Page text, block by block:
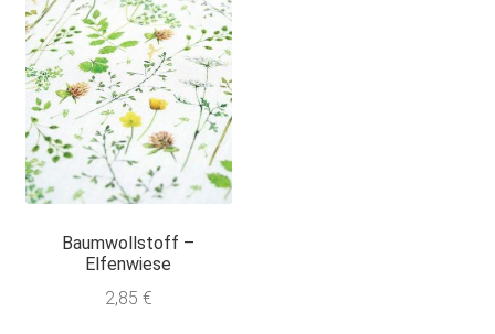
Baumwollstoff –
Elfenwiese
2,85 €